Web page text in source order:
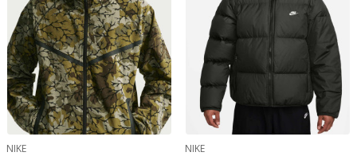
NIKE NIKE